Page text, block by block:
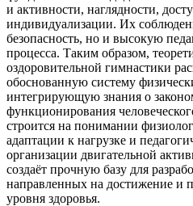
и активности, наглядности,
индивидуализации. Их
безопасность, но и высокую
процесса. Таким образом,
оздоровительной гимнастики
обоснованную систему
интегрирующую знания о
функционирования
строится на понимании
адаптации к нагрузке и
организации двигательной
создаёт прочную базу для
направленных на достижение и
уровня здоровья.